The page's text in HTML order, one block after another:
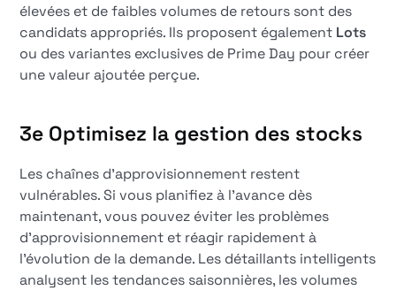
élevées et de faibles volumes de retours sont des
candidats appropriés. Ils proposent également Lots
ou des variantes exclusives de Prime Day pour créer
une valeur ajoutée perçue.
3e Optimisez la gestion des stocks
Les chaînes d'approvisionnement restent
vulnérables. Si vous planifiez à l'avance dès
maintenant, vous pouvez éviter les problèmes
d'approvisionnement et réagir rapidement à
l'évolution de la demande. Les détaillants intelligents
analysent les tendances saisonnières, les volumes